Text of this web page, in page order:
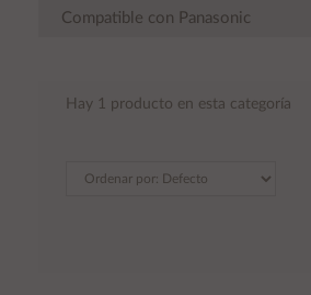
Compatible con Panasonic
Hay 1 producto en esta categoría